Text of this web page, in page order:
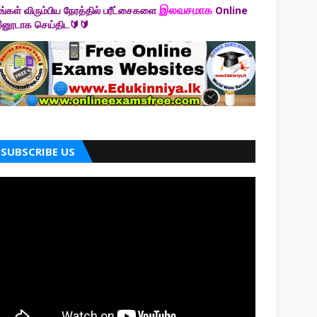
விரும்பிய நேரத்தில் பரீட்சைகளைஇலவசமாக Online
செய்திட🔰🔰
SUBSCRIBE US